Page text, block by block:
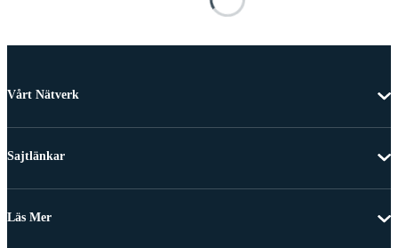
Vårt Nätverk
Sajtlänkar
Läs Mer